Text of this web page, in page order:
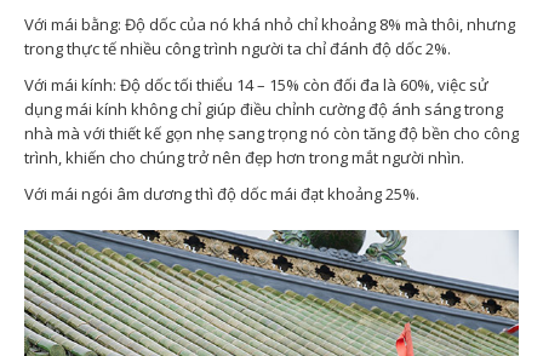
Với mái bằng: Độ dốc của nó khá nhỏ chỉ khoảng 8% mà thôi, nhưng
trong thực tế nhiều công trình người ta chỉ đánh độ dốc 2%.
Với mái kính: Độ dốc tối thiểu 14 – 15% còn đối đa là 60%, việc sử
dụng mái kính không chỉ giúp điều chỉnh cường độ ánh sáng trong
nhà mà với thiết kế gọn nhẹ sang trọng nó còn tăng độ bền cho công
trình, khiến cho chúng trở nên đẹp hơn trong mắt người nhìn.
Với mái ngói âm dương thì độ dốc mái đạt khoảng 25%.